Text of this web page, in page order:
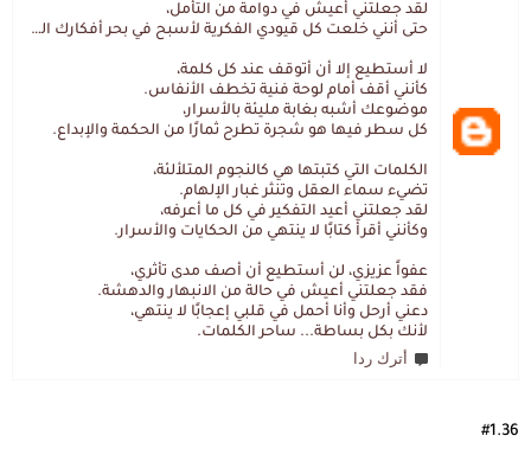
لقد جعلتني أعيش في دوامة من التأمل،
حتى أنني خلعت كل قيودي الفكرية لأسبح في بحر أفكارك العميق.
لا أستطيع إلا أن أتوقف عند كل كلمة،
كأنني أقف أمام لوحة فنية تخطف الأنفاس.
موضوعك أشبه بغابة مليئة بالأسرار،
كل سطر فيها هو شجرة تطرح ثمارًا من الحكمة والإبداع.
الكلمات التي كتبتها هي كالنجوم المتلألئة،
تضيء سماء العقل وتنثر غبار الإلهام.
لقد جعلتني أعيد التفكير في كل ما أعرفه،
وكأنني أقرأ كتابًا لا ينتهي من الحكايات والأسرار.
عفواً عزيزي، لن أستطيع أن أصف مدى تأثري،
فقد جعلتني أعيش في حالة من الانبهار والدهشة.
دعني أرحل وأنا أحمل في قلبي إعجابًا لا ينتهي،
لأنك بكل بساطة... ساحر الكلمات.
أترك ردا
#1.36